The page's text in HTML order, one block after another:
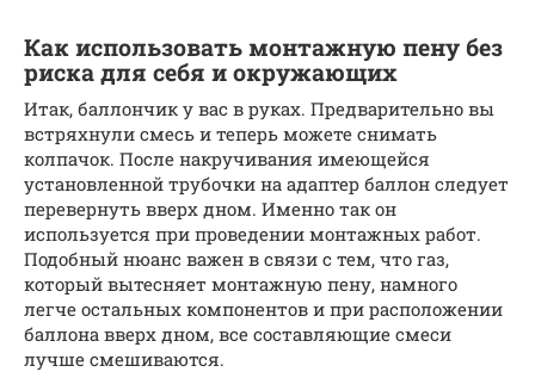
Как использовать монтажную пену без
риска для себя и окружающих
Итак, баллончик у вас в руках. Предварительно вы
встряхнули смесь и теперь можете снимать
колпачок. После накручивания имеющейся
установленной трубочки на адаптер баллон следует
перевернуть вверх дном. Именно так он
используется при проведении монтажных работ.
Подобный нюанс важен в связи с тем, что газ,
который вытесняет монтажную пену, намного
легче остальных компонентов и при расположении
баллона вверх дном, все составляющие смеси
лучше смешиваются.